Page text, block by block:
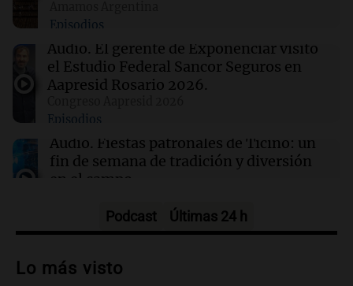
00:53 Mundo
Hiroshima recuerda el 81° aniversario del
bombardeo atómico y critica la disuasión
nuclear
00:32 Clima
Clima en Salta: cómo estará el tiempo este
jueves 6 de agosto
Episodios
Audio. El gerente de Exponenciar visitó
el Estudio Federal Sancor Seguros en
Aapresid Rosario 2026.
Episodios
Audio. Fiestas patronales de Ticino: un
fin de semana de tradición y diversión
en el campo
Audio.Preparativos para la feria en La
de apertura
Podcast Últimas 24 h
Lo más visto